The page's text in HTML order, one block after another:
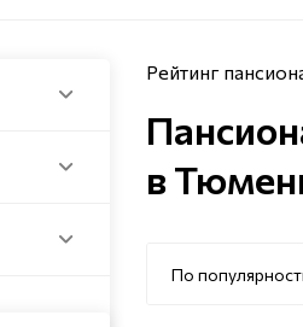
Рейтинг
в
По